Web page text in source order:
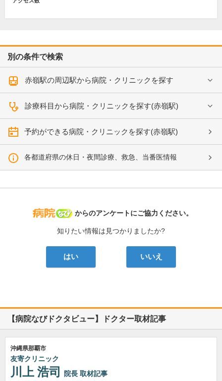
別の条件で検索
赤嶺駅の周辺駅から病院・クリニックを探す
診療科目から病院・クリニックを探す(赤嶺駅)
予約ができる病院・クリニックを探す(赤嶺駅)
各都道府県の休日・夜間診療、救急、当番医情報
病院なび
からのアンケートにご協力ください。
知りたい情報は見つかりましたか?
はい いいえ
【病院なびドクタビュー】ドクター取材記事
沖縄県那覇市
友寄クリニック
川上 浩司 院長 取材記事